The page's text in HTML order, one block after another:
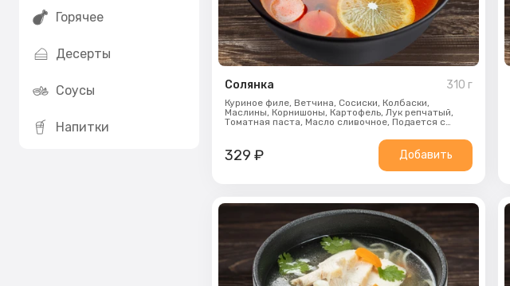
Горячее
Десерты
Соусы
Напитки
Солянка 310 г
Куриное филе, Ветчина, Сосиски, Колбаски,
Маслины, Корнишоны, Картофель, Лук репчатый,
Томатная паста, Масло сливочное, Подается с
329 ₽ Добавить